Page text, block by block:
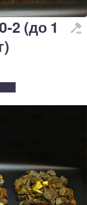
2 (до 1